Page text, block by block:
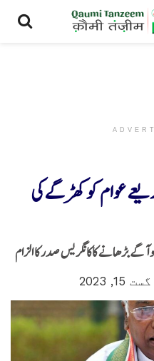
عوام کو کھڑگےکی
آگے بڑھانے کاکانگریس صدر کا الزام
15, 2023